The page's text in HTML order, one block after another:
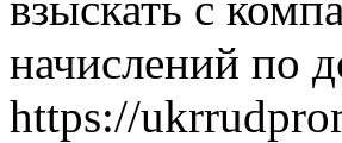
начислений по
https://